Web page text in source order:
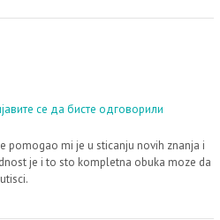
се да бисте одговорили
pomogao mi je u sticanju novih znanja i
je i to sto kompletna obuka moze da